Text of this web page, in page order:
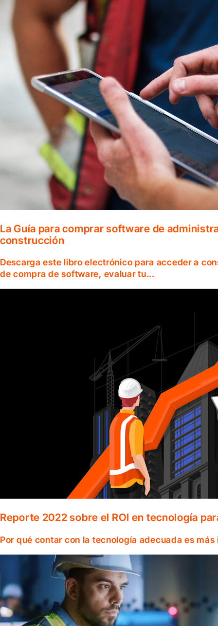
La Guía para comprar software de
construcción
Descarga este libro electrónico para acceder a
de compra de software, evaluar tu...
Reporte 2022 sobre el ROI en tecnología
Por qué contar con la tecnología adecuada es